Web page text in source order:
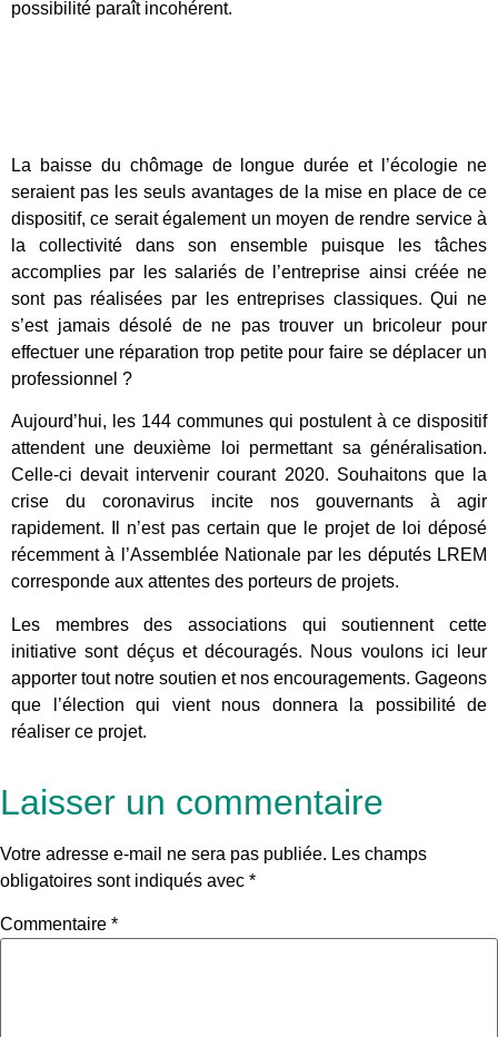
possibilité paraît incohérent.
La baisse du chômage de longue durée et l’écologie ne
seraient pas les seuls avantages de la mise en place de ce
dispositif, ce serait également un moyen de rendre service à
la collectivité dans son ensemble puisque les tâches
accomplies par les salariés de l’entreprise ainsi créée ne
sont pas réalisées par les entreprises classiques. Qui ne
s’est jamais désolé de ne pas trouver un bricoleur pour
effectuer une réparation trop petite pour faire se déplacer un
professionnel ?
Aujourd’hui, les 144 communes qui postulent à ce dispositif
attendent une deuxième loi permettant sa généralisation.
Celle-ci devait intervenir courant 2020. Souhaitons que la
crise du coronavirus incite nos gouvernants à agir
rapidement. Il n’est pas certain que le projet de loi déposé
récemment à l’Assemblée Nationale par les députés LREM
corresponde aux attentes des porteurs de projets.
Les membres des associations qui soutiennent cette
initiative sont déçus et découragés. Nous voulons ici leur
apporter tout notre soutien et nos encouragements. Gageons
que l’élection qui vient nous donnera la possibilité de
réaliser ce projet.
Laisser un commentaire
Votre adresse e-mail ne sera pas publiée. Les champs
obligatoires sont indiqués avec *
Commentaire *